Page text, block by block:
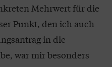
Mehrwert für die
Punkt, den ich auch
in die
war mir besonders